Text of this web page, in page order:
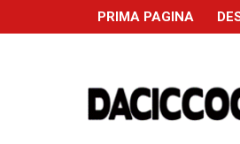
PRIMA PAGINA